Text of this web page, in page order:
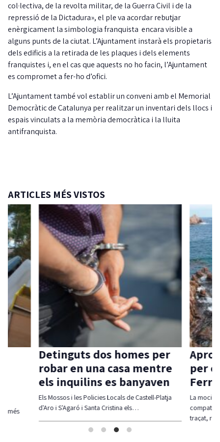
col·lectiva, de la revolta militar, de la Guerra Civil i de la
repressió de la Dictadura», el ple va acordar rebutjar
enèrgicament la simbologia franquista encara visible a
alguns punts de la ciutat. L’Ajuntament instarà els propietaris
dels edificis a la retirada de les plaques i dels elements
franquistes i, en el cas que aquests no ho facin, l’Ajuntament
es compromet a fer-ho d’ofici.
L’Ajuntament també vol establir un conveni amb el Memorial
Democràtic de Catalunya per realitzar un inventari dels llocs i
espais vinculats a la memòria democràtica i la lluita
antifranquista.
ARTICLES MÉS VISTOS
més
Detinguts dos homes per
robar en una casa mentre
els inquilins es banyaven
Els Mossos i les Policies Locals de Castell-Platja
d'Aro i S'Agaró i Santa Cristina els…
per
La moció
traçat,